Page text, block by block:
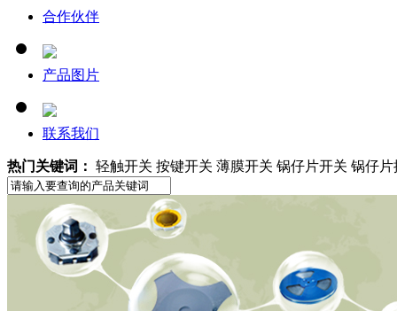
合作伙伴
产品图片
联系我们
热门关键词： 轻触开关 按键开关 薄膜开关 锅仔片开关 锅仔